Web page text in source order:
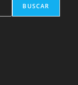
BUSCAR